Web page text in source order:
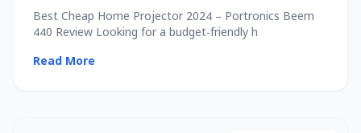
Best Cheap Home Projector 2024 – Portronics Beem
440 Review Looking for a budget-friendly h
Read More